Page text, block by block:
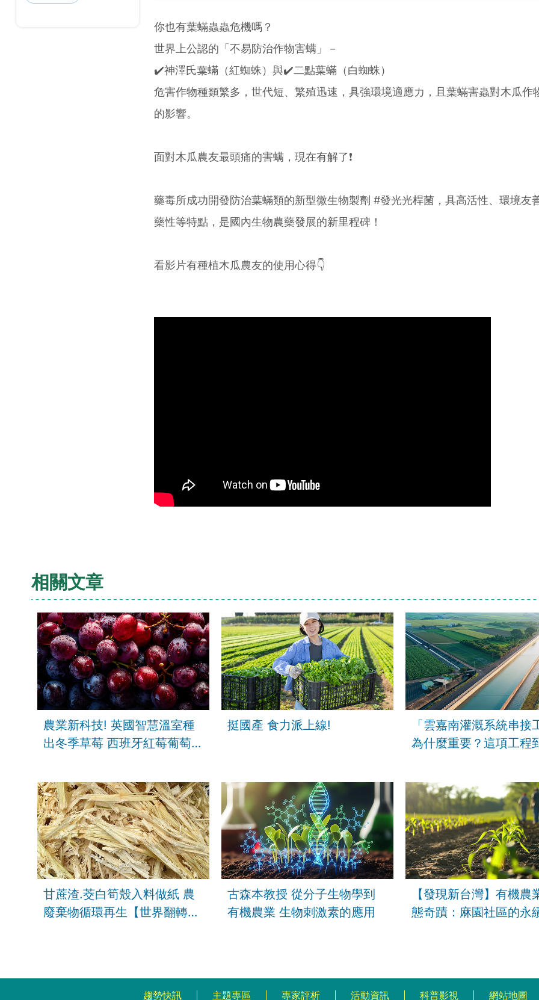
你也有葉蟎蟲蟲危機嗎？
世界上公認的「不易防治作物害螨」－
✔️神澤氏葉蟎（紅蜘蛛）與✔️二點葉蟎（白蜘蛛）
危害作物種類繁多，世代短、繁殖迅速，具強環境適應力，且葉蟎害蟲對木瓜作
的影響。
面對木瓜農友最頭痛的害螨，現在有解了❗️
藥毒所成功開發防治葉蟎類的新型微生物製劑 #發光光桿菌，具高活性、環境友
藥性等特點，是國內生物農藥發展的新里程碑！
看影片有種植木瓜農友的使用心得👇
相關文章
農業新科技! 英國智慧溫室種
出冬季草莓 西班牙紅莓葡萄
挺國產 食力派上線!
「雲嘉南灌溉系統串接
為什麼重要？這項工程
有甚麼幫助？
甘蔗渣.茭白筍殼入料做紙 農
廢棄物循環再生【世界翻轉中
古森本教授 從分子生物學到
有機農業 生物刺激素的應用
【發現新台灣】有機農
態奇蹟：麻園社區的永
趨勢快訊 主題專區 專家評析 活動資訊 科普影視 網站地圖